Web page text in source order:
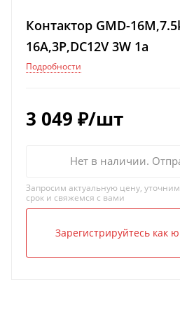
Контактор GMD-
16A,3Р,DC12V 3W 1a
Подробности
3 049 ₽/шт
Нет в наличии.
Запросим актуальную цену,
срок и свяжемся с вами
Зарегистрируйтесь как